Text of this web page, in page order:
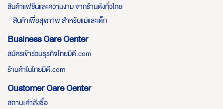
สินค้าแฟชั่นและความงาม จากร้านดังทั่วไทย
สินค้าเพื่อสุขภาพ สำหรับแม่และเด็ก
Business Care Center
สมัครเข้าร่วมธุรกิจไทยมีดี.com
ร้านค้าในไทยมีดี.com
Customer Care Center
สถานะคำสั่งซื้อ